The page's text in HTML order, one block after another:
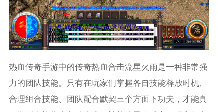
热血传奇手游中的传奇热血合击流星火雨是一种非常强
力的团队技能。只有在玩家们掌握各自技能释放时机、
合理组合技能、团队配合默契三个方面下功夫，才能真